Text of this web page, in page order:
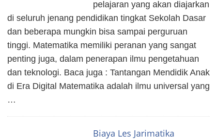
pelajaran yang akan diajarkan
di seluruh jenang pendidikan tingkat Sekolah Dasar
dan beberapa mungkin bisa sampai perguruan
tinggi. Matematika memiliki peranan yang sangat
penting juga, dalam penerapan ilmu pengetahuan
dan teknologi. Baca juga : Tantangan Mendidik Anak
di Era Digital Matematika adalah ilmu universal yang
…
Biaya Les Jarimatika